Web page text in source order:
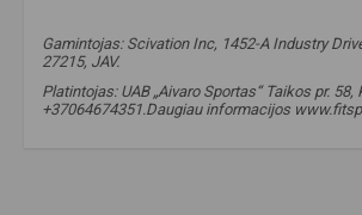
Gamintojas: Scivation Inc, 1452-A Industry
27215, JAV.
Platintojas: UAB „Aivaro Sportas“ Taikos pr. 58,
+37064674351.Daugiau informacijos